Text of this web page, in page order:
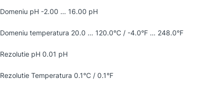
Domeniu pH -2.00 … 16.00 pH
Domeniu temperatura 20.0 … 120.0°C / -4.0°F … 248.0°F
Rezolutie pH 0.01 pH
Rezolutie Temperatura 0.1°C / 0.1°F